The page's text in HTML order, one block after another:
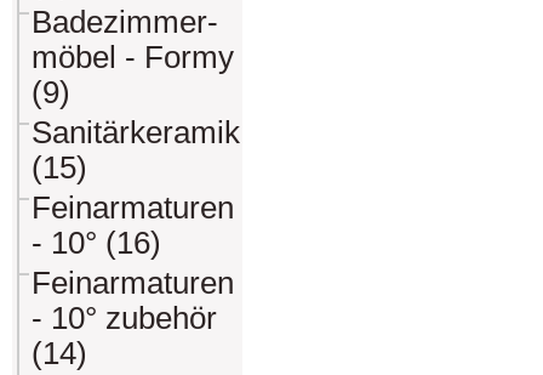
Badezimmer-
möbel - Formy
(9)
Sanitärkeramik
(15)
Feinarmaturen
- 10° (16)
Feinarmaturen
- 10° zubehör
(14)